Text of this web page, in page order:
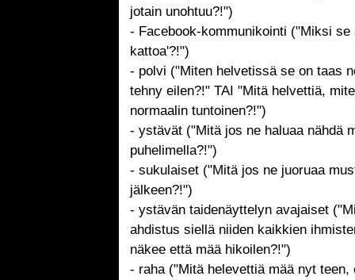
jotain unohtuu?!")
- Facebook-kommunikointi ("Miksi se
kattoa'?!")
- polvi ("Miten helvetissä se on taas
tehny eilen?!" TAI "Mitä helvettiä,
normaalin tuntoinen?!")
- ystävät ("Mitä jos ne haluaa nähdä
puhelimella?!")
- sukulaiset ("Mitä jos ne juoruaa
jälkeen?!")
- ystävän taidenäyttelyn avajaiset
ahdistus siellä niiden kaikkien
näkee että mää hikoilen?!")
- raha ("Mitä helevettiä mää nyt teen,